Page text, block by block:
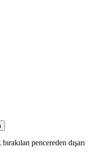
pencereden dışarı